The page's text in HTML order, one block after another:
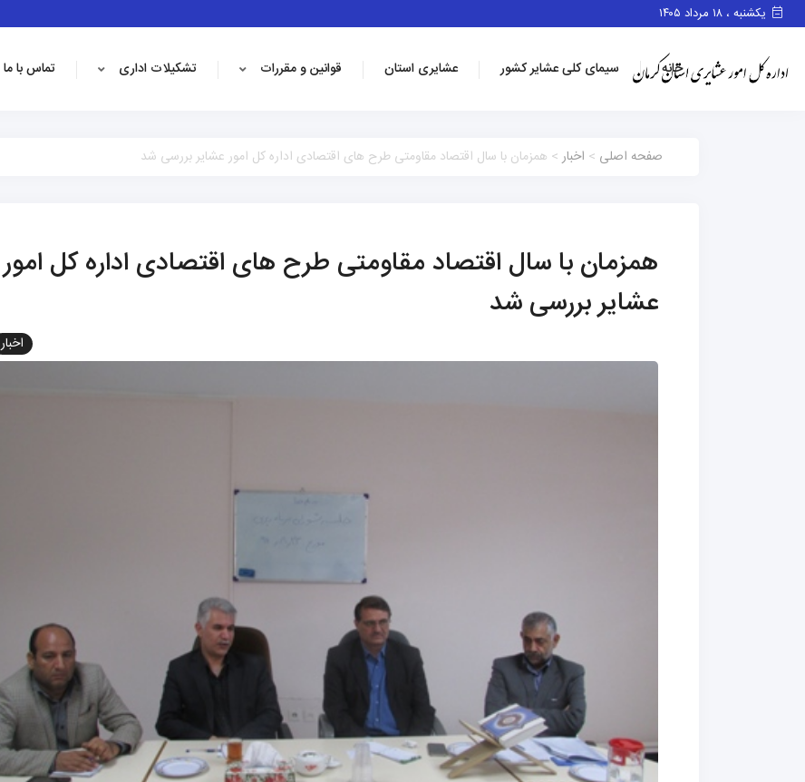
یکشنبه ، ۱۸ مرداد ۱۴۰۵
خانه سیمای کلی عشایر کشور عشایری استان قوانین و مقررات تشکیلات اداری تماس با ما
صفحه اصلی > اخبار> همزمان با سال اقتصاد مقاومتی طرح های اقتصادی اداره کل امور عشایر بررسی شد
همزمان با سال اقتصاد مقاومتی طرح های اقتصادی اداره کل امور
عشایر بررسی شد
اخبار